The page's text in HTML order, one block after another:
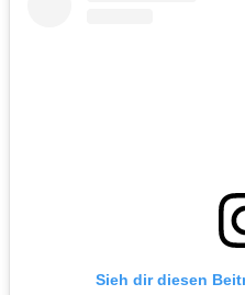
Sieh dir diesen